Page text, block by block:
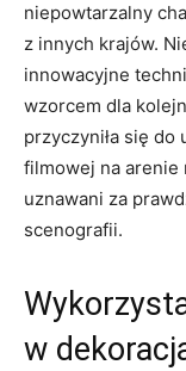
niepowtarzalny
z innych krajów.
⁤innowacyjne⁢
wzorcem dla
przyczyniła się
‌filmowej⁢ na arenie
uznawani za
scenografii.
w